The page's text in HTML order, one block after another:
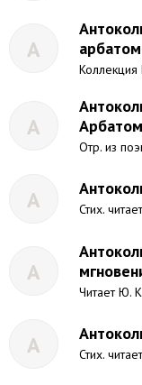
А
А
Арбатом
Отр. из
А Стих.
А
Читает Ю.
А Стих.